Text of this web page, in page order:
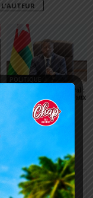
L'AUTEUR
Togo/ Corps préfectoral :
neuf nouvelles figures aux
commandes